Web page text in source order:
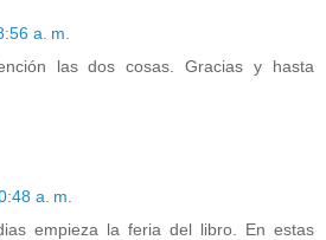
a. m.
las dos cosas. Gracias y hasta
a. m.
empieza la feria del libro. En estas